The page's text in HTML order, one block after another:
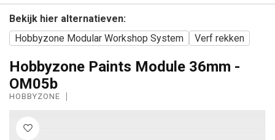
Bekijk hier alternatieven:
Hobbyzone Modular Workshop System
Verf rekken
Hobbyzone Paints Module 36mm -
OM05b
HOBBYZONE